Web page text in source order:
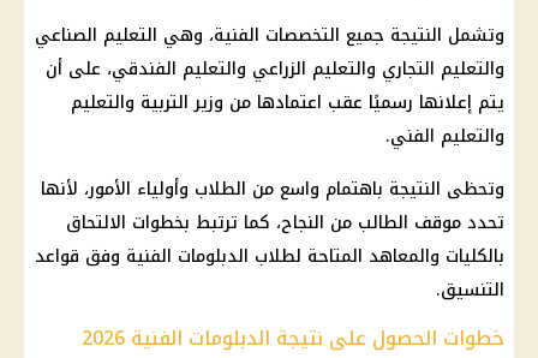
وتشمل النتيجة جميع التخصصات الفنية، وهي التعليم الصناعي
والتعليم التجاري والتعليم الزراعي والتعليم الفندقي، على أن
يتم إعلانها رسميًا عقب اعتمادها من وزير التربية والتعليم
والتعليم الفني.
وتحظى النتيجة باهتمام واسع من الطلاب وأولياء الأمور، لأنها
تحدد موقف الطالب من النجاح، كما ترتبط بخطوات الالتحاق
بالكليات والمعاهد المتاحة لطلاب الدبلومات الفنية وفق قواعد
التنسيق.
خطوات الحصول على نتيجة الدبلومات الفنية 2026